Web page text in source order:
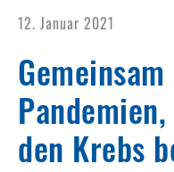
12. Januar 2021
den Krebs